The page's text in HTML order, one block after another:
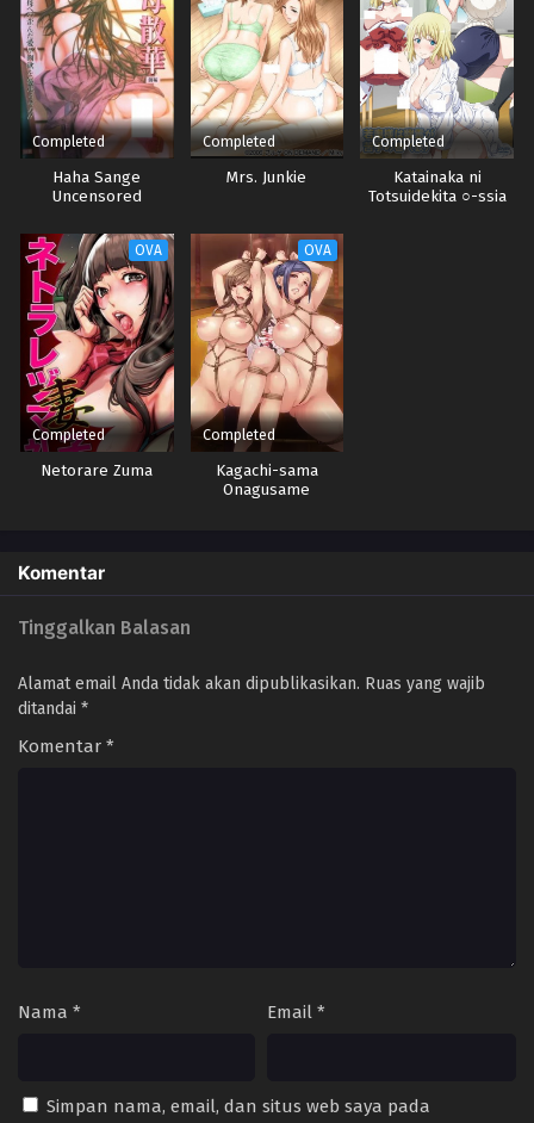
Completed
Haha Sange
Uncensored
Completed
Mrs. Junkie
Completed
Katainaka ni
Totsuidekita ○-ssia
OVA
Completed
Netorare Zuma
OVA
Completed
Kagachi-sama
Onagusame
Komentar
Tinggalkan Balasan
Alamat email Anda tidak akan dipublikasikan. Ruas yang wajib
ditandai *
Komentar *
Nama * Email *
Simpan nama, email, dan situs web saya pada